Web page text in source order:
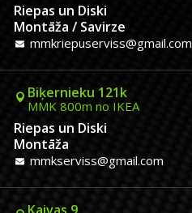
Riepas un Diski
Montāža / Savirze
mmkriepuserviss@gmail.com
Biķernieku 121k
MMK 800m no IKEA
Riepas un Diski
Montāža
mmkserviss@gmail.com